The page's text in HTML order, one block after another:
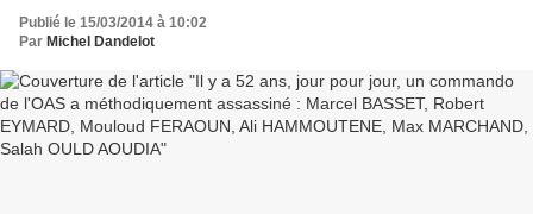
Ali HAMMOUTENE, Max MARCHAND, Salah
OULD AOUDIA
Publié le 15/03/2014 à 10:02
Par Michel Dandelot